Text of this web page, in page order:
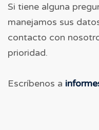
Si tiene alguna
manejamos sus
contacto con
prioridad.
Escríbenos a